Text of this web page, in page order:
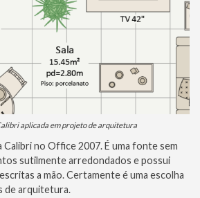
aplicada em projeto de arquitetura
no Office 2007. É uma fonte sem
sutilmente arredondados e possui
a mão. Certamente é uma escolha
de arquitetura.